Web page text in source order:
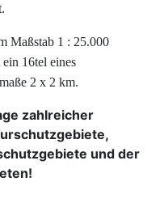
Maßstab 1 : 25.000
16tel eines
2 x 2 km.
zahlreicher
und der